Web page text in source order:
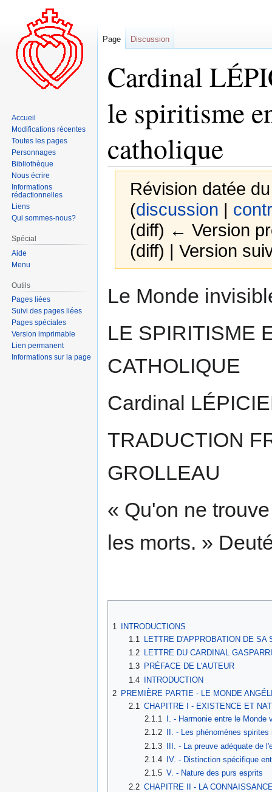
Cardinal
le spiritisme
catholique
Révision datée
(discussion |
(diff) ← Version
(diff) | Version
navigation
recherche
Le Monde
LE SPIRITISME
CATHOLIQUE
Cardinal
TRADUCTION
GROLLEAU
« Qu'on ne
les morts. »
1
INTRODUCTIONS
1.1
LETTRE D'APPROBATION DE SA
1.2
LETTRE DU CARDINAL GASPARRI
1.3
PRÉFACE DE L'AUTEUR
1.4 INTRODUCTION
2 PREMIÈRE PARTIE - LE MONDE
2.1
CHAPITRE I - EXISTENCE ET
2.1.1
I. - Harmonie entre le
2.1.2
II. - Les phénomènes
2.1.3 III. - La preuve adéquate de
2.1.4
IV. - Distinction spécifique
2.1.5 V. - Nature des purs esprits
2.2 CHAPITRE II - LA
Page Discussion
Accueil
Modifications récentes
Toutes les pages
Personnages
Bibliothèque
Nous écrire
Informations
rédactionnelles
Liens
Qui sommes-nous?
Spécial
Aide
Menu
Outils
Pages liées
Suivi des pages liées
Pages spéciales
Version imprimable
Lien permanent
Informations sur la page